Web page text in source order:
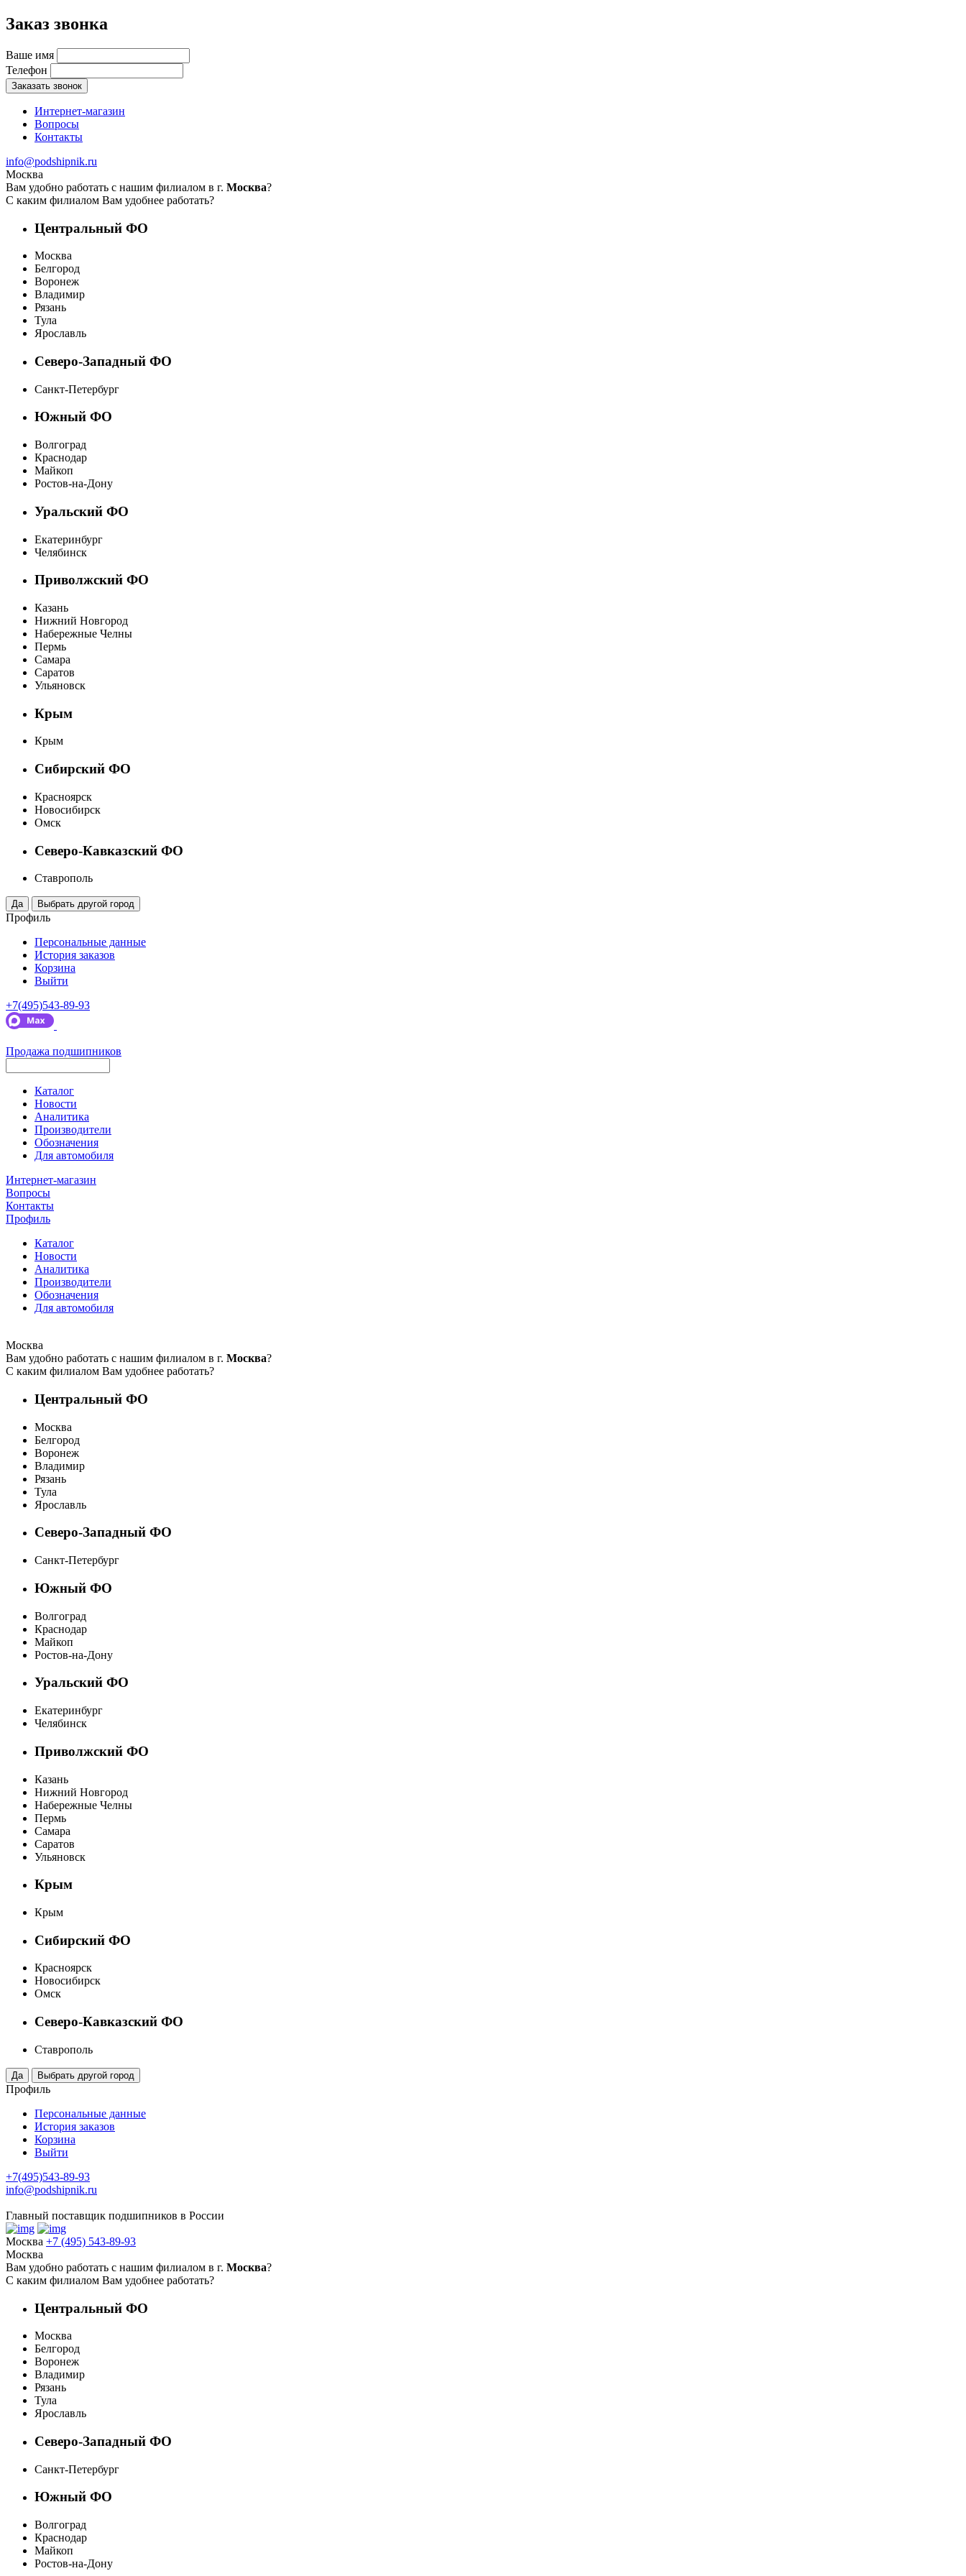
Заказ звонка
Ваше имя
Телефон
Заказать звонок
Интернет-магазин
Вопросы
Контакты
info@podshipnik.ru
Москва
Вам удобно работать с нашим филиалом в г. Москва?
С каким филиалом Вам удобнее работать?
Центральный ФО
Москва
Белгород
Воронеж
Владимир
Рязань
Тула
Ярославль
Северо-Западный ФО
Санкт-Петербург
Южный ФО
Волгоград
Краснодар
Майкоп
Ростов-на-Дону
Уральский ФО
Екатеринбург
Челябинск
Приволжский ФО
Казань
Нижний Новгород
Набережные Челны
Пермь
Самара
Саратов
Ульяновск
Крым
Крым
Сибирский ФО
Красноярск
Новосибирск
Омск
Северо-Кавказский ФО
Ставрополь
Профиль
Персональные данные
История заказов
Корзина
Выйти
+7(495)543-89-93
Продажа подшипников
Каталог
Новости
Аналитика
Производители
Обозначения
Для автомобиля
Интернет-магазин
Вопросы
Контакты
Профиль
Каталог
Новости
Аналитика
Производители
Обозначения
Для автомобиля
Москва
Вам удобно работать с нашим филиалом в г. Москва?
С каким филиалом Вам удобнее работать?
Центральный ФО
Москва
Белгород
Воронеж
Владимир
Рязань
Тула
Ярославль
Северо-Западный ФО
Санкт-Петербург
Южный ФО
Волгоград
Краснодар
Майкоп
Ростов-на-Дону
Уральский ФО
Екатеринбург
Челябинск
Приволжский ФО
Казань
Нижний Новгород
Набережные Челны
Пермь
Самара
Саратов
Ульяновск
Крым
Крым
Сибирский ФО
Красноярск
Новосибирск
Омск
Северо-Кавказский ФО
Ставрополь
Профиль
Персональные данные
История заказов
Корзина
Выйти
+7(495)543-89-93
info@podshipnik.ru
Главный поставщик подшипников в России
Москва +7 (495) 543-89-93
Москва
Вам удобно работать с нашим филиалом в г. Москва?
С каким филиалом Вам удобнее работать?
Центральный ФО
Москва
Белгород
Воронеж
Владимир
Рязань
Тула
Ярославль
Северо-Западный ФО
Санкт-Петербург
Южный ФО
Волгоград
Краснодар
Майкоп
Ростов-на-Дону